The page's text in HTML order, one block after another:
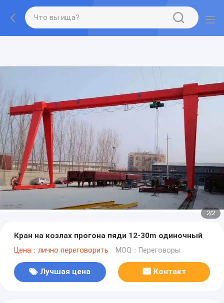
gtag('config', 'G-QWE9HWC3PF', {cookie_flags:
"SameSite=None;Secure"});
2/2
Кран на козлах прогона пяди 12-30m одиночный
Цена：лично переговорить MOQ：Переговоры
Лучшая цена Контакт